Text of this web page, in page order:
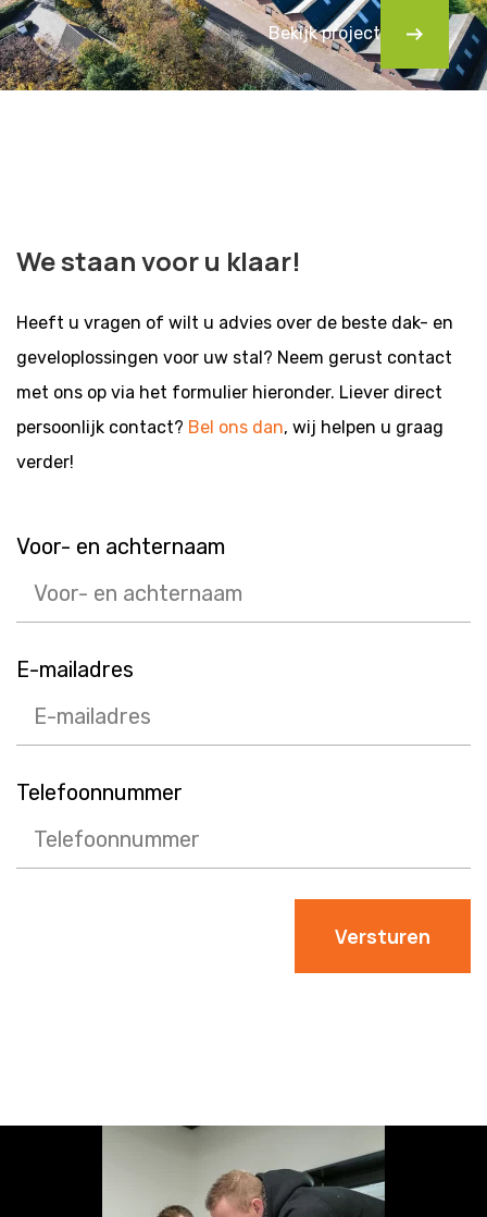
Bekijk project
We staan voor u klaar!
Heeft u vragen of wilt u advies over de beste dak- en
geveloplossingen voor uw stal? Neem gerust contact
met ons op via het formulier hieronder. Liever direct
persoonlijk contact? Bel ons dan, wij helpen u graag
verder!
Call me back by fax
Voor- en achternaam
E-mailadres
Telefoonnummer
Versturen